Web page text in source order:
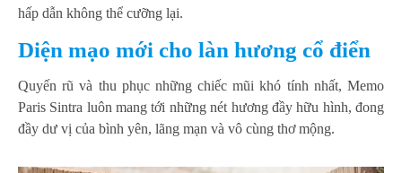
hấp dẫn không thể cưỡng lại.
Diện mạo mới cho làn hương cổ điển
Quyến rũ và thu phục những chiếc mũi khó tính nhất, Memo
Paris Sintra luôn mang tới những nét hương đầy hữu hình, đong
đầy dư vị của bình yên, lãng mạn và vô cùng thơ mộng.